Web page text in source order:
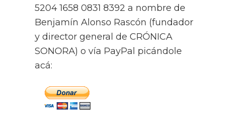
5204 1658 0831 8392 a nombre de
Benjamín Alonso Rascón (fundador
y director general de CRÓNICA
SONORA) o vía PayPal picándole
acá: